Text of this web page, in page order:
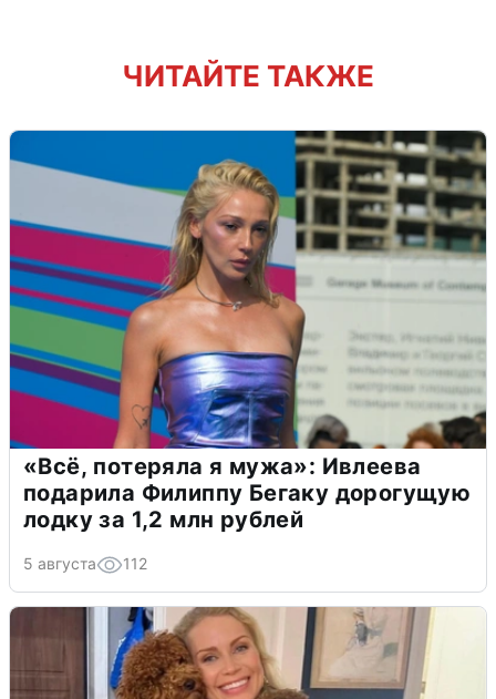
ЧИТАЙТЕ ТАКЖЕ
«Всё, потеряла я мужа»: Ивлеева
подарила Филиппу Бегаку дорогущую
лодку за 1,2 млн рублей
5 августа 112